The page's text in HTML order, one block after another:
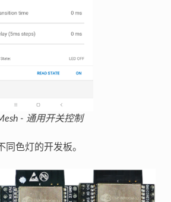
- 通用开关控制
同色灯的开发板。